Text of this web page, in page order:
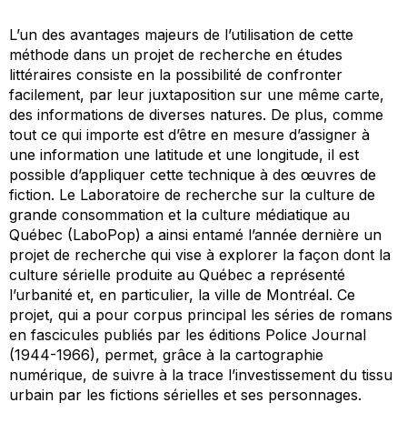
L’un des avantages majeurs de l’utilisation de cette
méthode dans un projet de recherche en études
littéraires consiste en la possibilité de confronter
facilement, par leur juxtaposition sur une même carte,
des informations de diverses natures. De plus, comme
tout ce qui importe est d’être en mesure d’assigner à
une information une latitude et une longitude, il est
possible d’appliquer cette technique à des œuvres de
fiction. Le Laboratoire de recherche sur la culture de
grande consommation et la culture médiatique au
Québec (LaboPop) a ainsi entamé l’année dernière un
projet de recherche qui vise à explorer la façon dont la
culture sérielle produite au Québec a représenté
l’urbanité et, en particulier, la ville de Montréal. Ce
projet, qui a pour corpus principal les séries de romans
en fascicules publiés par les éditions Police Journal
(1944-1966), permet, grâce à la cartographie
numérique, de suivre à la trace l’investissement du tissu
urbain par les fictions sérielles et ses personnages.